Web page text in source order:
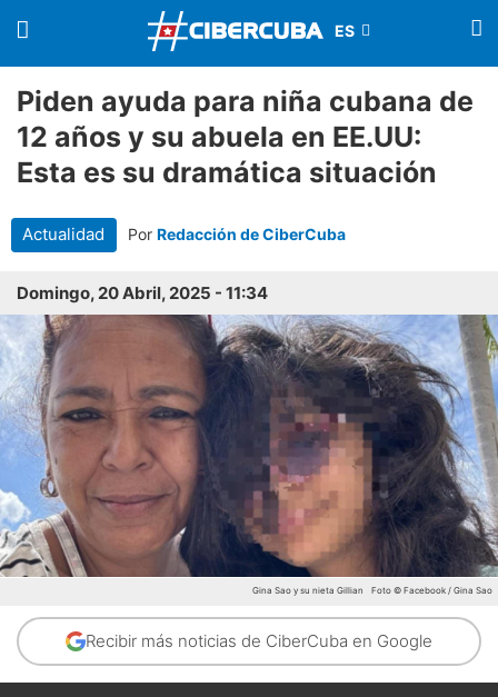
Piden ayuda para niña cubana de
12 años y su abuela en EE.UU:
Esta es su dramática situación
Actualidad Por Redacción de CiberCuba
Domingo, 20 Abril, 2025 - 11:34
Gina Sao y su nieta Gillian Foto © Facebook / Gina Sao
Recibir más noticias de CiberCuba en Google